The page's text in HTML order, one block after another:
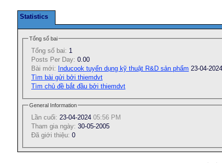
Statistics
Tổng số bai
Tổng số bai: 1
Posts Per Day: 0.00
Bài mới: Inducook tuyển dụng kỹ thuật R&D sản phẩm 23-04-
Tìm bài gửi bởi thiemdvt
Tìm chủ đề bắt đầu bởi thiemdvt
General Information
Lần cuối: 23-04-2024 05:56 PM
Tham gia ngày: 30-05-2005
Ðã giới thiệu: 0